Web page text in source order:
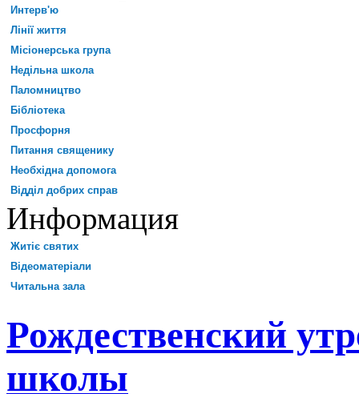
Интерв'ю
Лінії життя
Місіонерська група
Недільна школа
Паломництво
Бібліотека
Просфорня
Питання священику
Необхідна допомога
Відділ добрих справ
Информация
Житіє святих
Відеоматеріали
Читальна зала
Рождественский
школы